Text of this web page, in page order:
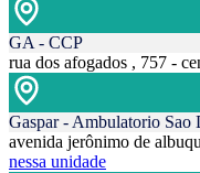
GA - CCP
rua dos afogados , 757 -
Gaspar - Ambulatorio Sao
avenida jerônimo de
nessa unidade